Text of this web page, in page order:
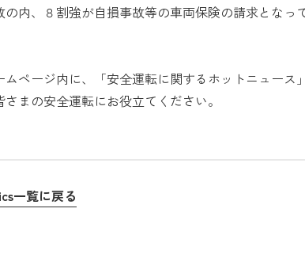
の内、８割強が自損事故等の車両保険の請求とな
ムページ内に、「安全運転に関するホットニュー
まの安全運転にお役立てください。
一覧に戻る